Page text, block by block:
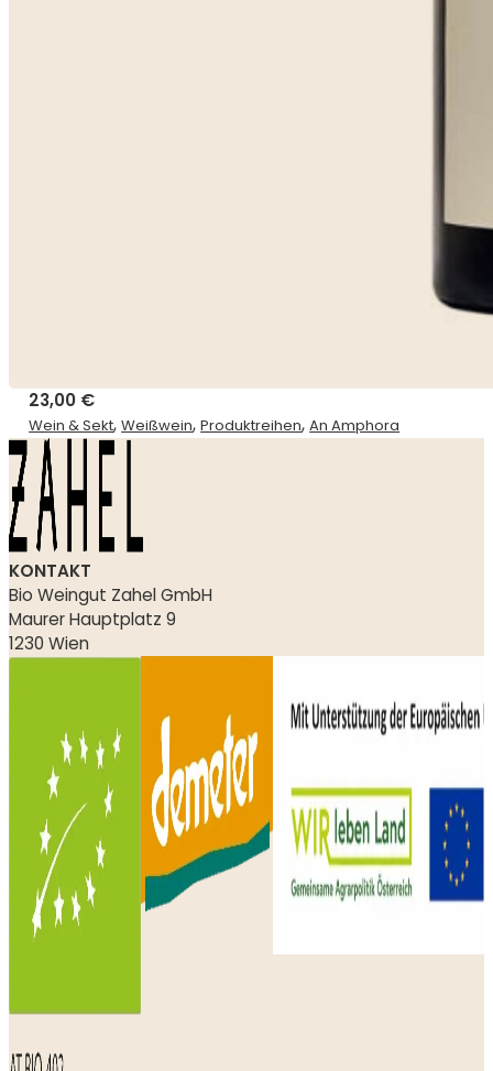
23,00 €
Wein & Sekt,Weißwein,Produktreihen,An Amphora
KONTAKT
Bio Weingut Zahel GmbH
Maurer Hauptplatz 9
1230 Wien